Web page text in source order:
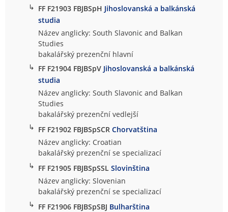
↳ FF F21903 FBJBSpH Jihoslovanská a balkánská
studia
Název anglicky: South Slavonic and Balkan
Studies
bakalářský prezenční hlavní
↳ FF F21904 FBJBSpV Jihoslovanská a balkánská
studia
Název anglicky: South Slavonic and Balkan
Studies
bakalářský prezenční vedlejší
↳ FF F21902 FBJBSpSCRChorvatština
Název anglicky: Croatian
bakalářský prezenční se specializací
↳ FF F21905 FBJBSpSSLSlovinština
Název anglicky: Slovenian
bakalářský prezenční se specializací
↳ FF F21906 FBJBSpSBJ Bulharština